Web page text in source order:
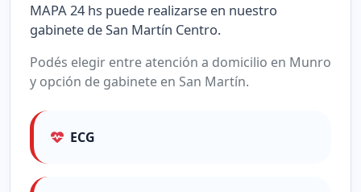
MAPA 24 hs puede realizarse en nuestro
gabinete de San Martín Centro.
Podés elegir entre atención a domicilio en Munro
y opción de gabinete en San Martín.
ECG